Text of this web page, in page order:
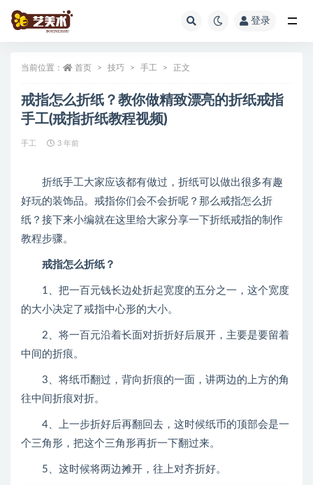
登录
当前位置： 首页 技巧 手工 正文
戒指怎么折纸？教你做精致漂亮的折纸戒指
手工(戒指折纸教程视频)
手工 3 年前
折纸手工大家应该都有做过，折纸可以做出很多有趣
好玩的装饰品。戒指你们会不会折呢？那么戒指怎么折
纸？接下来小编就在这里给大家分享一下折纸戒指的制作
教程步骤。
戒指怎么折纸？
1、把一百元钱长边处折起宽度的五分之一，这个宽度
的大小决定了戒指中心形的大小。
2、将一百元沿着长面对折折好后展开，主要是要留着
中间的折痕。
3、将纸币翻过，背向折痕的一面，讲两边的上方的角
往中间折痕对折。
4、上一步折好后再翻回去，这时候纸币的顶部会是一
个三角形，把这个三角形再折一下翻过来。
5、这时候将两边摊开，往上对齐折好。